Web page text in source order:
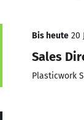
Bis heute 20
Sales
Plasticwork